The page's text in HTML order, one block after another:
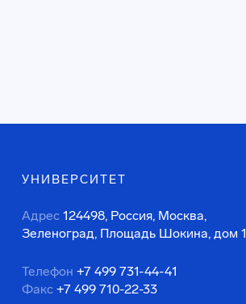
УНИВЕРСИТЕТ
Адрес 124498, Россия, Москва,
Зеленоград, Площадь Шокина, дом 1
Телефон +7 499 731-44-41
Факс +7 499 710-22-33